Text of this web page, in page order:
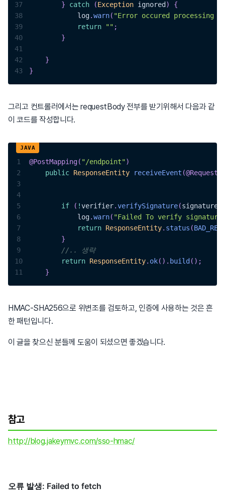
37
} catch (Exception ignored )
{
38
            log
.warn( "Error occured
39
return "" ;
40
}
41
42
}
43
}
그리고 컨트롤러에서는 requestBody 전부를 받기위해서 다음과 같
이 코드를 작성합니다.
1 @PostMapping( "/endpoint")
2
public ResponseEntity receiveEvent (
3
4
5
if ( !verifier.verifySignature(signature
6
            log
.warn( "Failed To verify
7
return ResponseEntity. status (
8
}
9
//.. 생략
10
return ResponseEntity. ok( ) . build ( ) ;
11
}
HMAC-SHA256으로 위변조를 검토하고, 인증에 사용하는 것은 흔
한 패턴입니다.
이 글을 찾으신 분들께 도움이 되셨으면 좋겠습니다.
참고
http://blog.jakeymvc.com/sso-hmac/